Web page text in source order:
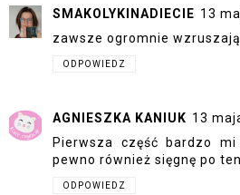
SMAKOLYKINADIECIE 13
zawsze ogromnie
ODPOWIEDZ
AGNIESZKA KANIUK 13
Pierwsza część bardzo
pewno również sięgnę po ten
ODPOWIEDZ